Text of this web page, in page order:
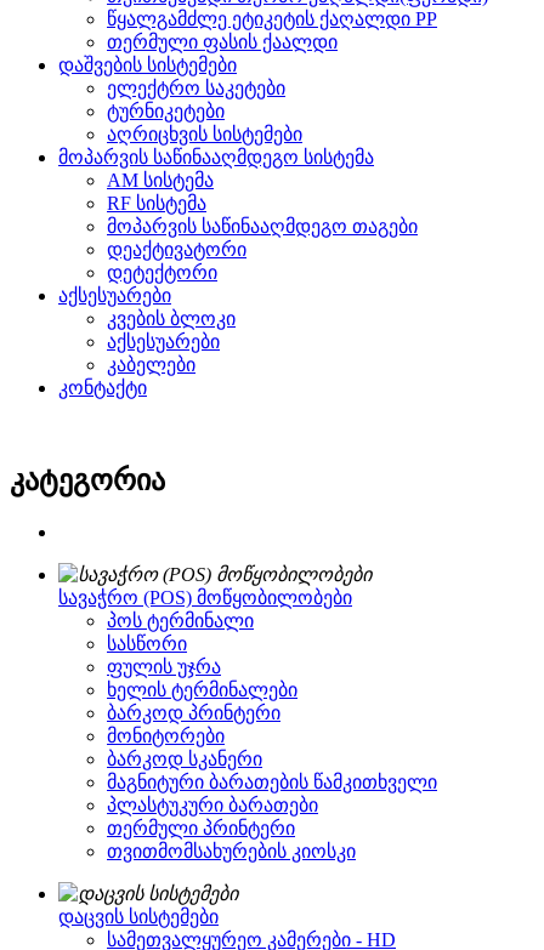
წყალგამძლე ეტიკეტის ქაღალდი PP
თერმული ფასის ქაალდი
დაშვების სისტემები
ელექტრო საკეტები
ტურნიკეტები
აღრიცხვის სისტემები
მოპარვის საწინააღმდეგო სისტემა
AM სისტემა
RF სისტემა
მოპარვის საწინააღმდეგო თაგები
დეაქტივატორი
დეტექტორი
აქსესუარები
კვების ბლოკი
აქსესუარები
კაბელები
კონტაქტი
კატეგორია
სავაჭრო (POS) მოწყობილობები
პოს ტერმინალი
სასწორი
ფულის უჯრა
ხელის ტერმინალები
ბარკოდ პრინტერი
მონიტორები
ბარკოდ სკანერი
მაგნიტური ბარათების წამკითხველი
პლასტუკური ბარათები
თერმული პრინტერი
თვითმომსახურების კიოსკი
დაცვის სისტემები
სამეთვალყურეო კამერები - HD